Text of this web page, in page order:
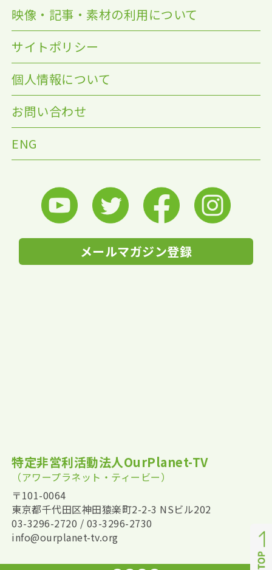
映像・記事・素材の利用について
サイトポリシー
個人情報について
お問い合わせ
ENG
メールマガジン登録
特定非営利活動法人OurPlanet-TV
（アワープラネット・ティービー）
〒101-0064
東京都千代田区神田猿楽町2-2-3 NSビル202
03-3296-2720 / 03-3296-2730
info@ourplanet-tv.org